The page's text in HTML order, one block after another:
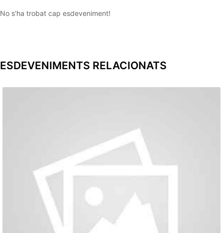
No s'ha trobat cap esdeveniment!
ESDEVENIMENTS RELACIONATS